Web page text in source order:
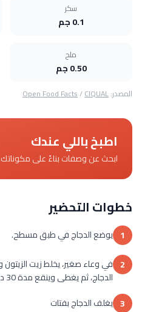
سكر
0.1 جم
ملح
0.50 جم
المصدر: Open Food Facts/CIQUAL
اطبخ باللي عندك
ابحث عن وصفات بناءً على
خطوات التحضير
1 يوضع الدجاج في طبق مسطح.
2 في وعاء صغير، يخلط زيت
الدجاج، ثم يغطى وينقع مدة 30 دقيقة ويصفى.
3 يغلف الدجاج بفتات